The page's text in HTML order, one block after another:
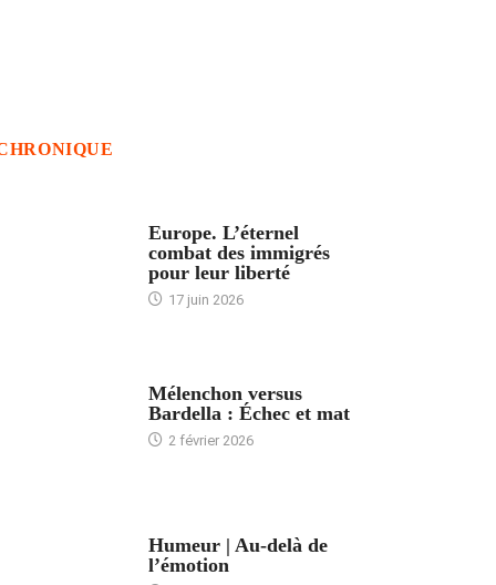
Europe. L’éternel
combat des immigrés
pour leur liberté
17 juin 2026
Mélenchon versus
Bardella : Échec et mat
2 février 2026
Humeur | Au-delà de
l’émotion